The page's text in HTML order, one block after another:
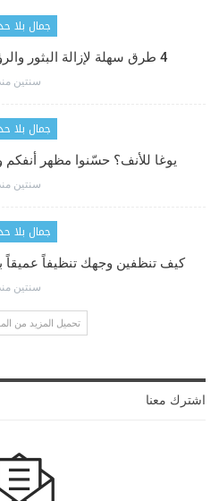
جمال بلا
4 طرق سهلة لإزالة البثور والرؤوس السوداء عن الظهر
سنتين
جمال بلا
يوغا للأنف؟ حسّنوا مظهر
سنتين
جمال بلا
كيف تنظفين وجهك تنظيفاً عميقاً
سنتين
تحميل المزيد من
اشترك معنا